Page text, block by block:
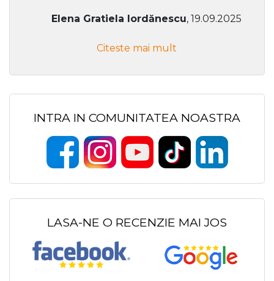
Elena Gratiela Iordănescu, 19.09.2025
Citeste mai mult
INTRA IN COMUNITATEA NOASTRA
LASA-NE O RECENZIE MAI JOS